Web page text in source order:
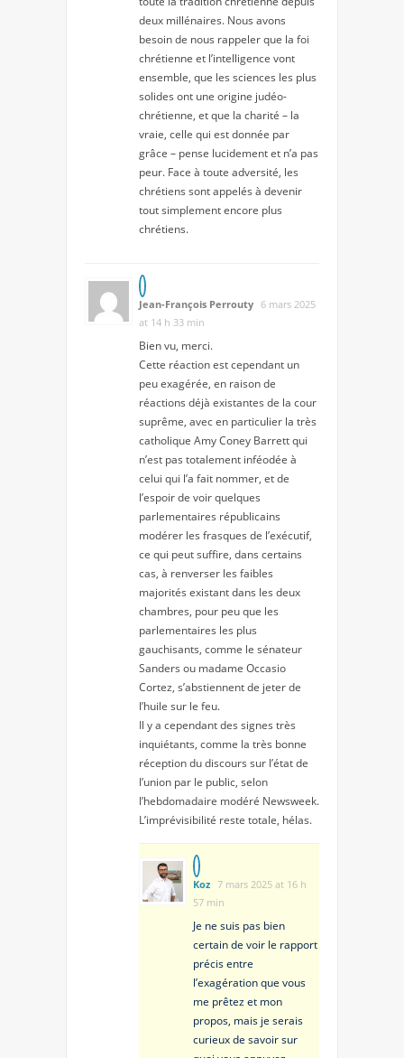
deux millénaires. Nous avons
besoin de nous rappeler que la foi
chrétienne et l’intelligence vont
ensemble, que les sciences les plus
solides ont une origine judéo-
chrétienne, et que la charité – la
vraie, celle qui est donnée par
grâce – pense lucidement et n’a pas
peur. Face à toute adversité, les
chrétiens sont appelés à devenir
tout simplement encore plus
chrétiens.
Jean-François Perrouty 6 mars 2025
at 14 h 33 min
Bien vu, merci.
Cette réaction est cependant un
peu exagérée, en raison de
réactions déjà existantes de la cour
suprême, avec en particulier la très
catholique Amy Coney Barrett qui
n’est pas totalement inféodée à
celui qui l’a fait nommer, et de
l’espoir de voir quelques
parlementaires républicains
modérer les frasques de l’exécutif,
ce qui peut suffire, dans certains
cas, à renverser les faibles
majorités existant dans les deux
chambres, pour peu que les
parlementaires les plus
gauchisants, comme le sénateur
Sanders ou madame Occasio
Cortez, s’abstiennent de jeter de
l’huile sur le feu.
Il y a cependant des signes très
inquiétants, comme la très bonne
réception du discours sur l’état de
l’union par le public, selon
l’hebdomadaire modéré Newsweek.
L’imprévisibilité reste totale, hélas.
Koz 7 mars 2025 at 16 h
57 min
Je ne suis pas bien
certain de voir le rapport
précis entre
l’exagération que vous
me prêtez et mon
propos, mais je serais
curieux de savoir sur